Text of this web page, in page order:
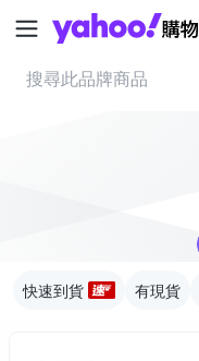
快速到貨 有現貨